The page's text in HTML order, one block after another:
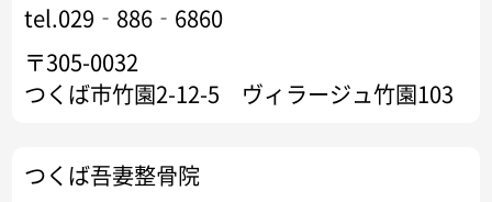
tel.029‐886‐6860
〒305-0032
つくば市竹園2-12-5 ヴィラージュ竹園103
つくば吾妻整骨院